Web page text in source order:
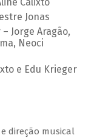
Calixto
Jonas
Jorge Aragão,
Neoci
e Edu Krieger
direção musical